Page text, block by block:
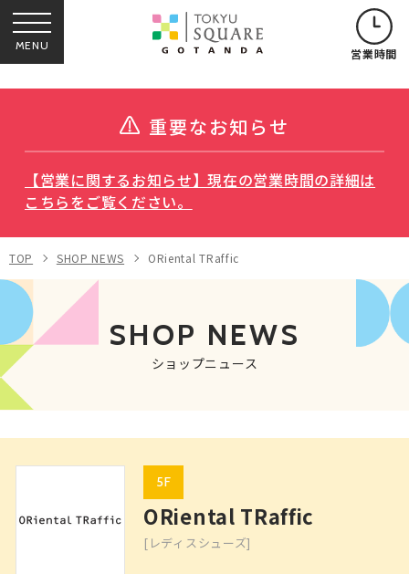
MENU 営業時間
重要なお知らせ
【営業に関するお知らせ】現在の営業時間の詳細は
こちらをご覧ください。
TOP SHOP NEWS ORiental TRaffic
SHOP NEWS
ショップニュース
5F
ORiental TRaffic
[レディスシューズ]